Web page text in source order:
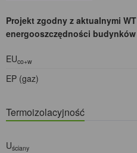
Projekt zgodny z aktualnymi
energooszczędności budynków
EUco+w
EP (gaz)
Termoizolacyjność
Uściany